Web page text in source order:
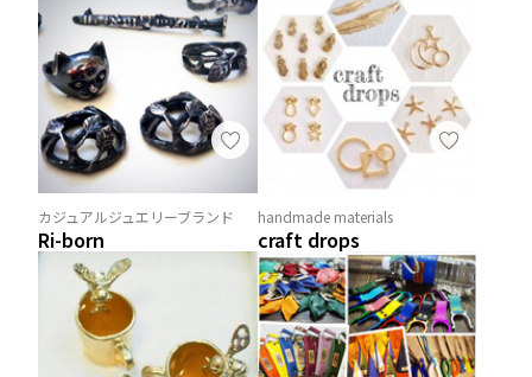
カジュアルジュエリーブランド
Ri-born
handmade materials
craft drops